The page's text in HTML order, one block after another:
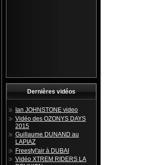
Dernières vidéos
Ian JOHNSTONE video
Vidéo des OZONYS DAYS
2015
Guillaume DUNAND au
LAPIAZ
Freestyl'air à DUBAI
Vidéo XTREM RIDERS LA